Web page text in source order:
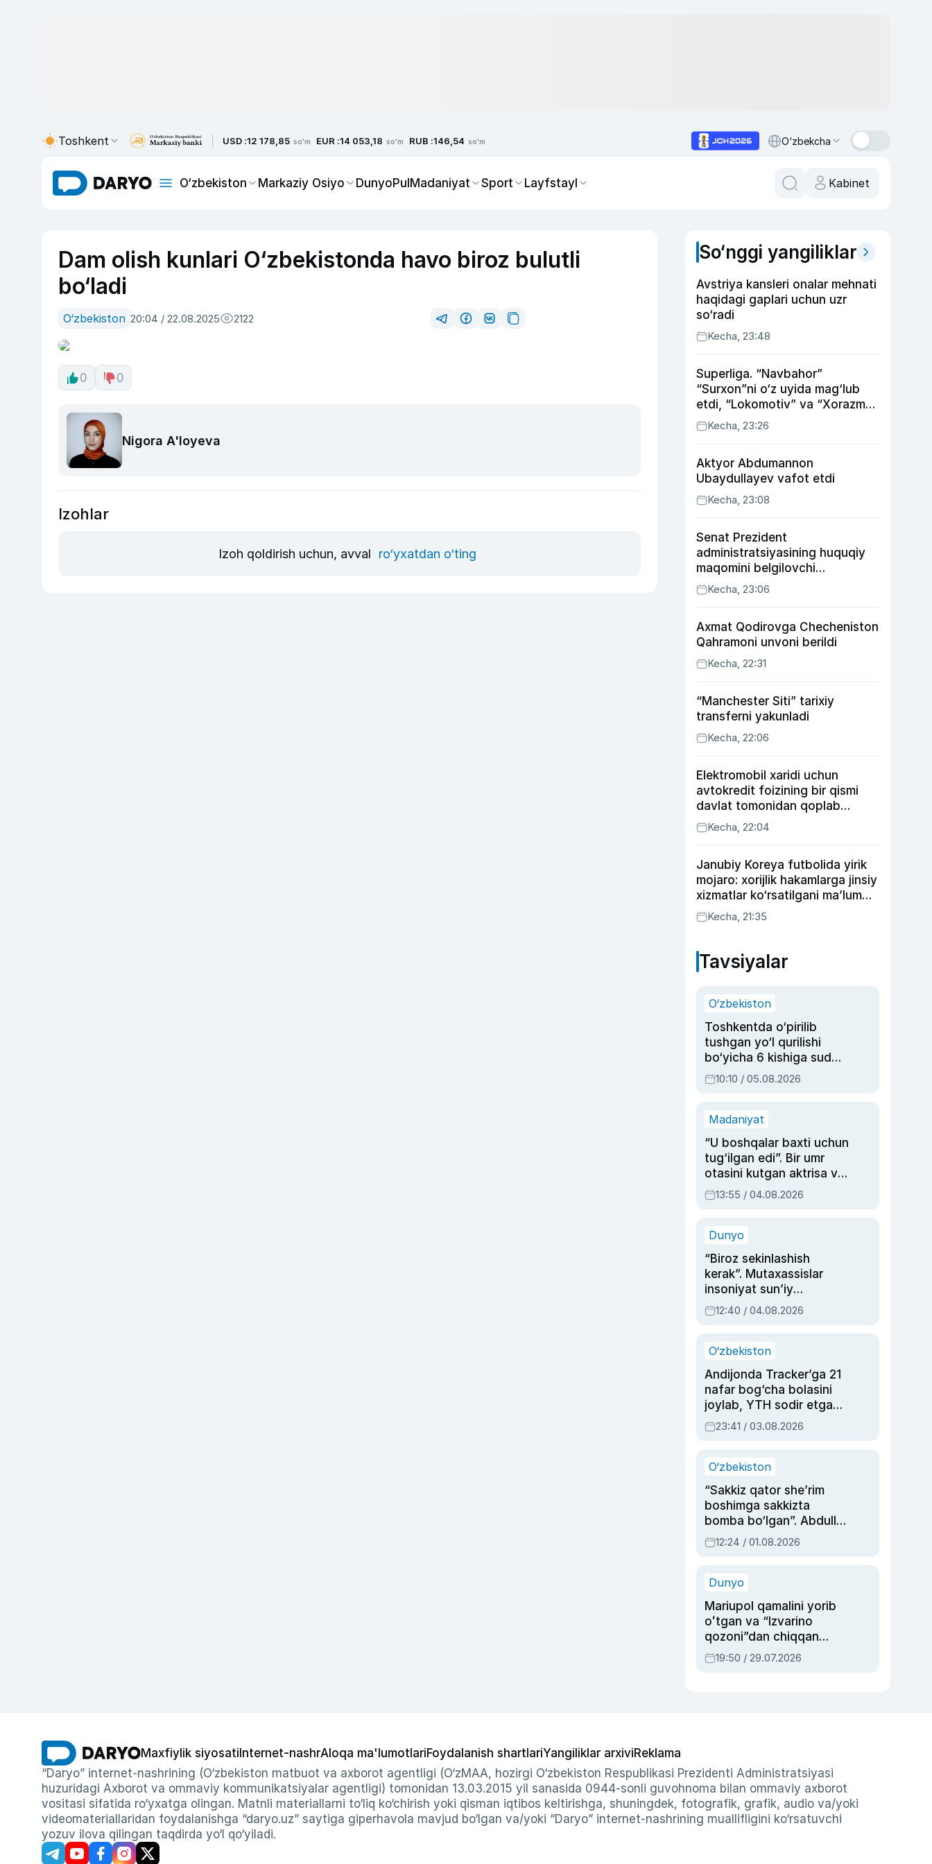
Toshkent USD :12 178,85 so'm EUR :14 053,18 so'm RUB :146,54 so'm O‘zbekcha
O‘zbekiston Markaziy Osiyo DunyoPulMadaniyat Sport Layfstayl Kabinet
Dam olish kunlari O‘zbekistonda havo biroz bulutli
bo‘ladi
O‘zbekiston 20:04 / 22.08.2025 2122
0 0
Nigora A'loyeva
Izohlar
Izoh qoldirish uchun, avval ro‘yxatdan o‘ting
So‘nggi yangiliklar
Avstriya kansleri onalar mehnati
haqidagi gaplari uchun uzr
so‘radi
Kecha, 23:48
Superliga. “Navbahor”
“Surxon”ni o‘z uyida mag‘lub
etdi, “Lokomotiv” va “Xorazm”
uyda g‘alaba qozondi
Kecha, 23:26
Aktyor Abdu­mannon
Ubaydullayev vafot etdi
Kecha, 23:08
Senat Prezident
administratsiyasining huquqiy
maqomini belgilovchi
konstitutsiyaviy qonunni
ma’qulladi
Kecha, 23:06
Axmat Qodirovga Checheniston
Qahramoni unvoni berildi
Kecha, 22:31
“Manchester Siti” tarixiy
transferni yakunladi
Kecha, 22:06
Elektromobil xaridi uchun
avtokredit foizining bir qismi
davlat tomonidan qoplab
berilishi mumkin
Kecha, 22:04
Janubiy Koreya futbolida yirik
mojaro: xorijlik hakamlarga jinsiy
xizmatlar ko‘rsatilgani ma’lum
qilindi
Kecha, 21:35
Tavsiyalar
O‘zbekiston
Toshkentda o‘pirilib
tushgan yo‘l qurilishi
bo‘yicha 6 kishiga sud
hukmi o‘qildi
10:10 / 05.08.2026
Madaniyat
“U boshqalar baxti uchun
tug‘ilgan edi”. Bir umr
otasini kutgan aktrisa va
dublyaj ustasi Rimma
Ahmedovaning
13:55 / 04.08.2026
Dunyo
“Biroz sekinlashish
kerak”. Mutaxassislar
insoniyat sun’iy
intellektni boshqara
olmay qolishidan xavotir
12:40 / 04.08.2026
O‘zbekiston
Andijonda Tracker’ga 21
nafar bog‘cha bolasini
joylab, YTH sodir etgan
ayolga sud hukmi o‘qildi
23:41 / 03.08.2026
O‘zbekiston
“Sakkiz qator she’rim
boshimga sakkizta
bomba bo‘lgan”. Abdulla
Oripovni siyosiy
ayblovlardan asrab
12:24 / 01.08.2026
Dunyo
Mariupol qamalini yorib
oʻtgan va “Izvarino
qozoni”dan chiqqan
qahramon — Ukraina
armiyasi bosh
19:50 / 29.07.2026
Maxfiylik siyosati Internet-nashrAloqa ma'lumotlariFoydalanish shartlariYangiliklar arxiviReklama
“Daryo” internet-nashrining (O‘zbekiston matbuot va axborot agentligi (O‘zMAA, hozirgi O‘zbekiston Respublikasi Prezidenti Administratsiyasi
huzuridagi Axborot va ommaviy kommunikatsiyalar agentligi) tomonidan 13.03.2015 yil sanasida 0944-sonli guvohnoma bilan ommaviy axborot
vositasi sifatida ro‘yxatga olingan. Matnli materiallarni to‘liq ko‘chirish yoki qisman iqtibos keltirishga, shuningdek, fotografik, grafik, audio va/yoki
videomateriallaridan foydalanishga “daryo.uz” saytiga giperhavola mavjud bo‘lgan va/yoki “Daryo” internet-nashrining muallifligini ko‘rsatuvchi
yozuv ilova qilingan taqdirda yo‘l qo‘yiladi.